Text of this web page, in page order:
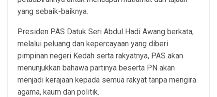
yang sebaik-baiknya.
Presiden PAS Datuk Seri Abdul Hadi Awang berkata,
melalui peluang dan kepercayaan yang diberi
pimpinan negeri Kedah serta rakyatnya, PAS akan
menunjukkan bahawa partinya beserta PN akan
menjadi kerajaan kepada semua rakyat tanpa mengira
agama, kaum dan politik.